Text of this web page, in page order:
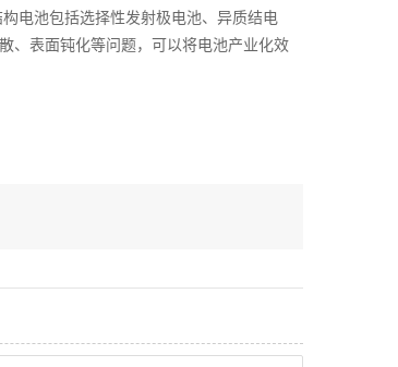
电池包括选择性发射极电池、异质结电
、表面钝化等问题，可以将电池产业化效